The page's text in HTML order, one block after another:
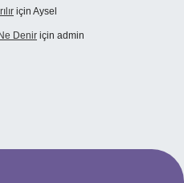
için Aysel
Denir için admin